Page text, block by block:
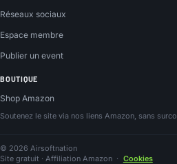
Réseaux sociaux
Espace membre
Publier un event
BOUTIQUE
Shop Amazon
Soutenez le site via nos liens Amazon, sans
© 2026 Airsoftnation
Site gratuit · Affiliation Amazon · Cookies